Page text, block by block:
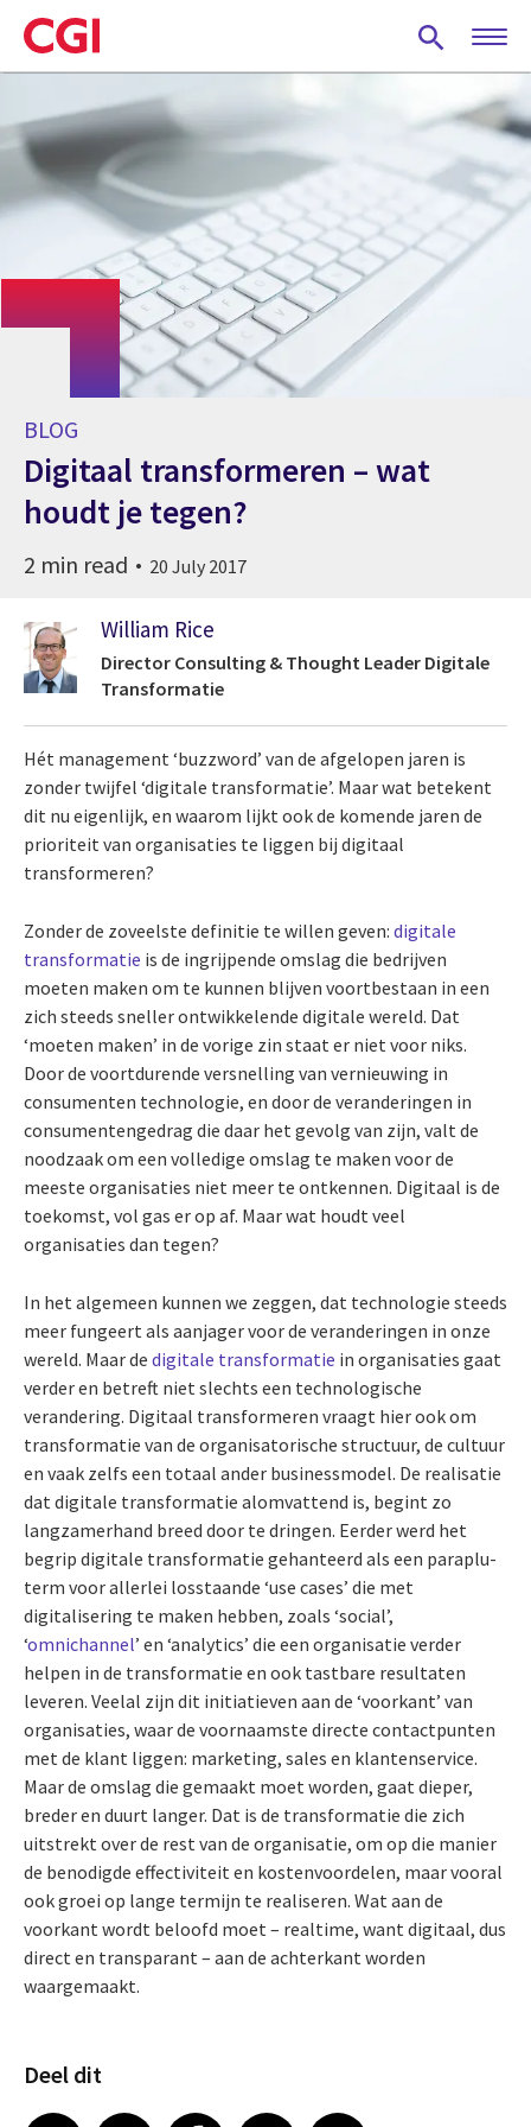
Skip
to
main
BLOG
Digitaal transformeren – wat
houdt je tegen?
2 min read 20 July 2017
William Rice
Director Consulting & Thought Leader Digitale
Transformatie
Hét management ‘buzzword’ van de afgelopen jaren is
zonder twijfel ‘digitale transformatie’. Maar wat betekent
dit nu eigenlijk, en waarom lijkt ook de komende jaren de
prioriteit van organisaties te liggen bij digitaal
transformeren?
Zonder de zoveelste definitie te willen geven: digitale
transformatie is de ingrijpende omslag die bedrijven
moeten maken om te kunnen blijven voortbestaan in een
zich steeds sneller ontwikkelende digitale wereld. Dat
‘moeten maken’ in de vorige zin staat er niet voor niks.
Door de voortdurende versnelling van vernieuwing in
consumenten technologie, en door de veranderingen in
consumentengedrag die daar het gevolg van zijn, valt de
noodzaak om een volledige omslag te maken voor de
meeste organisaties niet meer te ontkennen. Digitaal is de
toekomst, vol gas er op af. Maar wat houdt veel
organisaties dan tegen?
In het algemeen kunnen we zeggen, dat technologie steeds
meer fungeert als aanjager voor de veranderingen in onze
wereld. Maar de digitale transformatie in organisaties gaat
verder en betreft niet slechts een technologische
verandering. Digitaal transformeren vraagt hier ook om
transformatie van de organisatorische structuur, de cultuur
en vaak zelfs een totaal ander businessmodel. De realisatie
dat digitale transformatie alomvattend is, begint zo
langzamerhand breed door te dringen. Eerder werd het
begrip digitale transformatie gehanteerd als een paraplu-
term voor allerlei losstaande ‘use cases’ die met
digitalisering te maken hebben, zoals ‘social’,
‘omnichannel’ en ‘analytics’ die een organisatie verder
helpen in de transformatie en ook tastbare resultaten
leveren. Veelal zijn dit initiatieven aan de ‘voorkant’ van
organisaties, waar de voornaamste directe contactpunten
met de klant liggen: marketing, sales en klantenservice.
Maar de omslag die gemaakt moet worden, gaat dieper,
breder en duurt langer. Dat is de transformatie die zich
uitstrekt over de rest van de organisatie, om op die manier
de benodigde effectiviteit en kostenvoordelen, maar vooral
ook groei op lange termijn te realiseren. Wat aan de
voorkant wordt beloofd moet – realtime, want digitaal, dus
direct en transparant – aan de achterkant worden
waargemaakt.
Deel dit